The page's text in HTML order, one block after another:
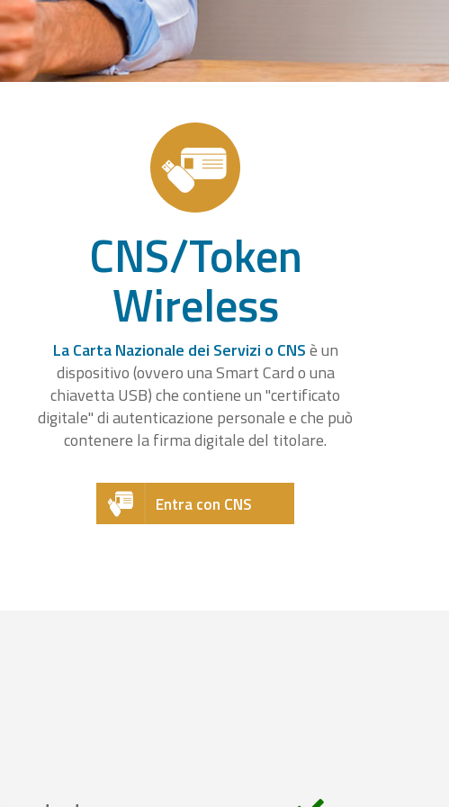
CNS/Token
Wireless
La Carta Nazionale dei Servizi o CNSè un
dispositivo (ovvero una Smart Card o una
chiavetta USB) che contiene un "certificato
digitale" di autenticazione personale e che può
contenere la firma digitale del titolare.
Entra con CNS